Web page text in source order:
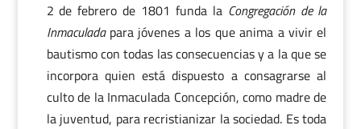
2 de febrero de 1801 funda la Congregación de la
Inmaculada para jóvenes a los que anima a vivir el
bautismo con todas las consecuencias y a la que se
incorpora quien está dispuesto a consagrarse al
culto de la Inmaculada Concepción, como madre de
la juventud, para recristianizar la sociedad. Es toda